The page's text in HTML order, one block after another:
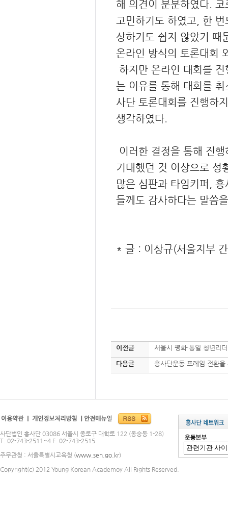
해 의견이 분분하였다.
고민하기도 하였고, 한
상하기도 쉽지 않았기 때
온라인 방식의 토론대회
하지만 온라인 대회를
는 이유를 통해 대회를
사단 토론대회를 진행하
생각하였다.
이러한 결정을 통해 진행
기대했던 것 이상으로 성
많은 심판과 타임키퍼,
들께도 감사하다는 말씀
* 글 : 이상규(서울지부
이전글 서울시 평화·통일 청년리
다음글 흥사단운동 프레임 전환을
사단법인 흥사단 03086 서울시 종로구 대학로 122 (동숭동 1-28)
T. 02-743-2511~4 F. 02-743-2515
주무관청 : 서울특별시교육청 (www.sen.go.kr)
Copyright(c) 2012 Young Korean Academoy All Rights Reserved.